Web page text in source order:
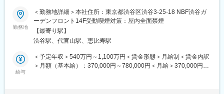
整備・推進
【ポジション魅力】
・基幹ERPとして、機能変更の業務影響が大きい領域で「提供を
・顧客の声を起点に、開発プロセスと現場運用の両方へ踏み込ん
で改善を前に進められる
■業務内容：
健康保険組合や企業に対する予防医療ソリューションの新規セー
ルスを担当いただきます。
当社は電子カルテや医事コンピューターの国内シェアトップクラ
スのヘルスケアソリューションカンパニーです。予防医療領域は
今後市場規模の拡大が予想されており、当社としても予防医療領
勤務地
＜勤務地詳細＞本社住所：東京都渋谷区渋谷3-25-18 NBF渋谷ガ
ーデンフロント14F受動喫煙対策：屋内全面禁煙
【最寄り駅】
渋谷駅、代官山駅、恵比寿駅
給与
＜予定年収＞540万円～1,100万円＜賃金形態＞月給制＜賃金内訳
＞月額（基本給）：370,000円～780,000円＜月給＞370,000円～